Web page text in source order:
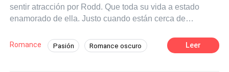
única que espera al Rey del hielo.
sentir atracción por Rodd. Que toda su vida a estado
enamorado de ella. Justo cuando están cerca de
Jess como su alma gemela.
Romance Pasión Romance oscuro Leer